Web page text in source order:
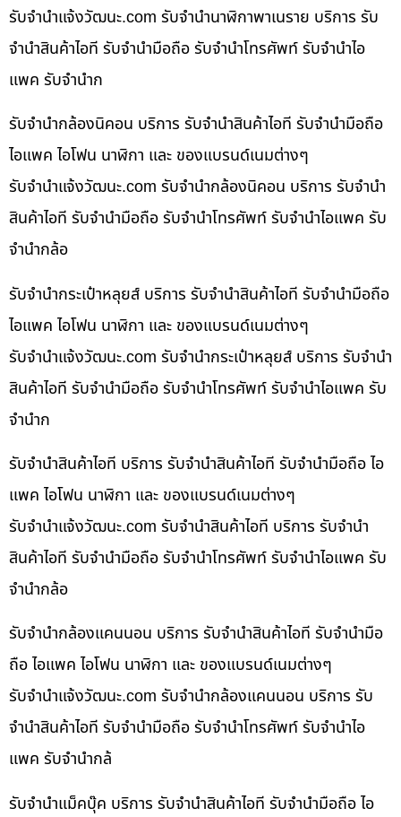
รับจํานําแจ้งวัฒนะ.com รับจำนำนาฬิกาพาเนราย บริการ รับ
จำนำสินค้าไอที รับจำนำมือถือ รับจำนำโทรศัพท์ รับจำนำไอ
แพค รับจำนำก
รับจำนำกล้องนิคอน บริการ รับจำนำสินค้าไอที รับจำนำมือถือ
ไอแพค ไอโฟน นาฬิกา และ ของแบรนด์เนมต่างๆ
รับจํานําแจ้งวัฒนะ.com รับจำนำกล้องนิคอน บริการ รับจำนำ
สินค้าไอที รับจำนำมือถือ รับจำนำโทรศัพท์ รับจำนำไอแพค รับ
จำนำกล้อ
รับจำนำกระเป๋าหลุยส์ บริการ รับจำนำสินค้าไอที รับจำนำมือถือ
ไอแพค ไอโฟน นาฬิกา และ ของแบรนด์เนมต่างๆ
รับจํานําแจ้งวัฒนะ.com รับจำนำกระเป๋าหลุยส์ บริการ รับจำนำ
สินค้าไอที รับจำนำมือถือ รับจำนำโทรศัพท์ รับจำนำไอแพค รับ
จำนำก
รับจำนำสินค้าไอที บริการ รับจำนำสินค้าไอที รับจำนำมือถือ ไอ
แพค ไอโฟน นาฬิกา และ ของแบรนด์เนมต่างๆ
รับจํานําแจ้งวัฒนะ.com รับจำนำสินค้าไอที บริการ รับจำนำ
สินค้าไอที รับจำนำมือถือ รับจำนำโทรศัพท์ รับจำนำไอแพค รับ
จำนำกล้อ
รับจำนำกล้องแคนนอน บริการ รับจำนำสินค้าไอที รับจำนำมือ
ถือ ไอแพค ไอโฟน นาฬิกา และ ของแบรนด์เนมต่างๆ
รับจํานําแจ้งวัฒนะ.com รับจำนำกล้องแคนนอน บริการ รับ
จำนำสินค้าไอที รับจำนำมือถือ รับจำนำโทรศัพท์ รับจำนำไอ
แพค รับจำนำกล้
รับจำนำแม็คบุ๊ค บริการ รับจำนำสินค้าไอที รับจำนำมือถือ ไอ